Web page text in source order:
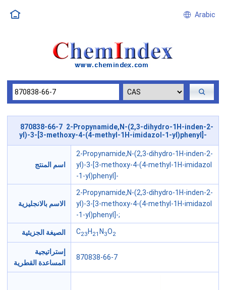
Arabic
870838-66-7 2-Propynamide,N-(2,3-dihydro-1H-inden-2-
yl)-3-[3-methoxy-4-(4-methyl-1H-imidazol-1-yl)phenyl]-
اسم المنتج
2-Propynamide,N-(2,3-dihydro-1H-inden-2-
yl)-3-[3-methoxy-4-(4-methyl-1H-imidazol
-1-yl)phenyl]-
الاسم بالانجليزية
2-Propynamide,N-(2,3-dihydro-1H-inden-2-
yl)-3-[3-methoxy-4-(4-methyl-1H-imidazol
-1-yl)phenyl]-;
الصيغة الجزيئية C23 H 21 N 3O2
إستراتيجية
المساعدة القطرية
870838-66-7